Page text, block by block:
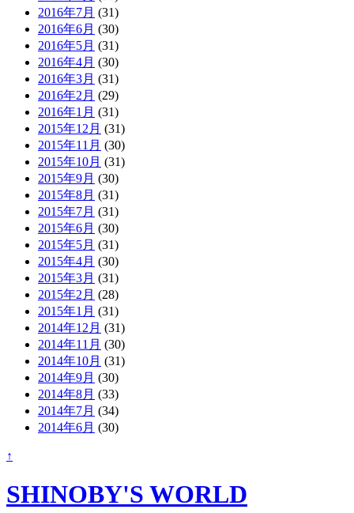
2016年7月 (31)
2016年6月 (30)
2016年5月 (31)
2016年4月 (30)
2016年3月 (31)
2016年2月 (29)
2016年1月 (31)
2015年12月 (31)
2015年11月 (30)
2015年10月 (31)
2015年9月 (30)
2015年8月 (31)
2015年7月 (31)
2015年6月 (30)
2015年5月 (31)
2015年4月 (30)
2015年3月 (31)
2015年2月 (28)
2015年1月 (31)
2014年12月 (31)
2014年11月 (30)
2014年10月 (31)
2014年9月 (30)
2014年8月 (33)
2014年7月 (34)
2014年6月 (30)
↑
SHINOBY'S WORLD